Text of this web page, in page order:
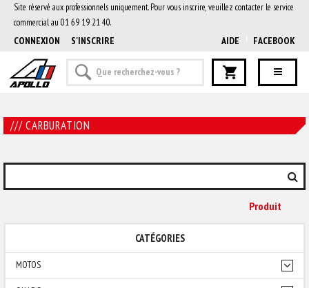
Site réservé aux professionnels uniquement. Pour vous inscrire, veuillez contacter le service
commercial au 01 69 19 21 40.
CONNEXION S'INSCRIRE AIDE FACEBOOK
/// CARBURATION
Produit
CATÉGORIES
MOTOS